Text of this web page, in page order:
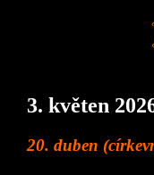
3. květen
20. duben